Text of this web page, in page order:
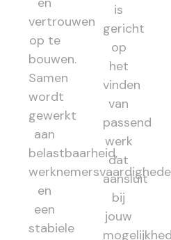
vertrouwen
op te
bouwen.
Samen
wordt
gewerkt
aan
belastbaarheid,
en
een
stabiele
is
gericht
op
het
vinden
van
passend
werk
dat
aansluit
bij
jouw